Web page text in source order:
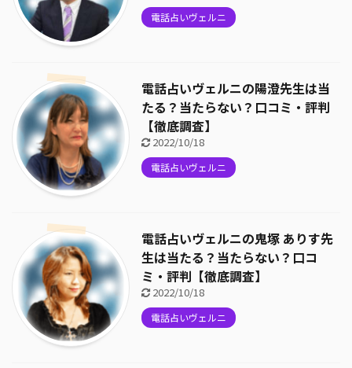
電話占いヴェルニ
電話占いヴェルニの陽澄先生は当
たる？当たらない？口コミ・評判
【徹底調査】
2022/10/18
電話占いヴェルニ
電話占いヴェルニの鬼塚 ありす先
生は当たる？当たらない？口コ
ミ・評判【徹底調査】
2022/10/18
電話占いヴェルニ